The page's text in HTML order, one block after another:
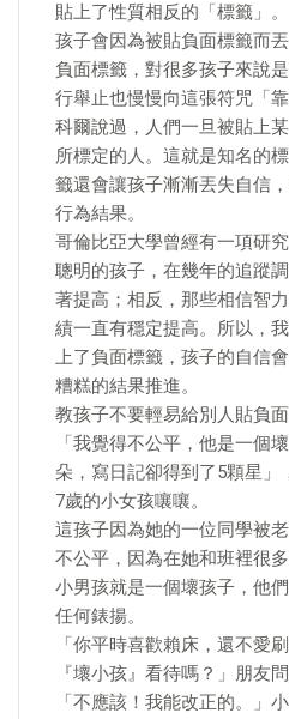
貼上了性質相反的「標籤」。
孩子會因為被貼負面標籤而
負面標籤，對很多孩子來說
行舉止也慢慢向這張符咒「
科爾說過，人們一旦被貼上
所標定的人。這就是知名的
籤還會讓孩子漸漸丟失自信
行為結果。
哥倫比亞大學曾經有一項研
聰明的孩子，在幾年的追蹤
著提高；相反，那些相信智
績一直有穩定提高。所以，
上了負面標籤，孩子的自信
糟糕的結果推進。
教孩子不要輕易給別人貼負
「我覺得不公平，他是一個
朵，寫日記卻得到了5顆星」
7歲的小女孩嚷嚷。
這孩子因為她的一位同學被
不公平，因為在她和班裡很
小男孩就是一個壞孩子，他
任何錶揚。
「你平時喜歡賴床，還不愛
『壞小孩』看待嗎？」朋友
「不應該！我能改正的。」